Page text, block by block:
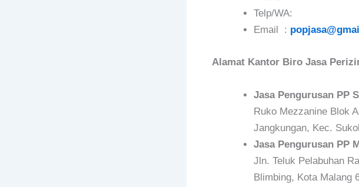
Telp/WA:
Email :
Alamat Kantor Biro Jasa
Jasa Pengurusan PP
Ruko Mezzanine Blok
Jangkungan, Kec.
Jasa Pengurusan PP
Jln. Teluk Pelabuhan
Blimbing, Kota Malang